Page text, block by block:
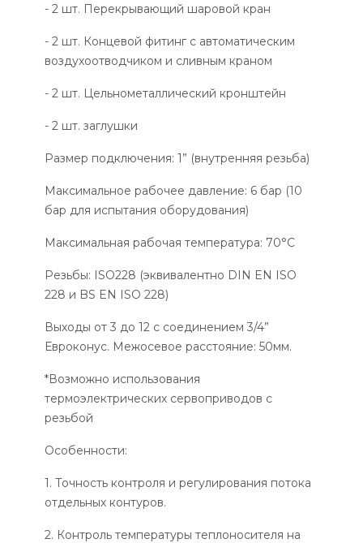
- 2 шт. Перекрывающий шаровой кран
- 2 шт. Концевой фитинг с автоматическим
воздухоотводчиком и сливным краном
- 2 шт. Цельнометаллический кронштейн
- 2 шт. заглушки
Размер подключения: 1” (внутренняя резьба)
Максимальное рабочее давление: 6 бар (10
бар для испытания оборудования)
Максимальная рабочая температура: 70°С
Резьбы: ISO228 (эквивалентно DIN EN ISO
228 и BS EN ISO 228)
Выходы от 3 до 12 с соединением 3/4”
Евроконус. Межосевое расстояние: 50мм.
*Возможно использования
термоэлектрических сервоприводов с
резьбой
Особенности:
1. Точность контроля и регулирования потока
отдельных контуров.
2. Контроль температуры теплоносителя на